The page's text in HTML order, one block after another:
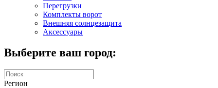
Перегрузки
Комплекты ворот
Внешняя солнцезащита
Аксессуары
Выберите ваш город:
Регион